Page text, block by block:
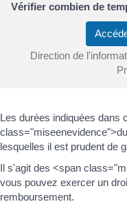
Vérifier combien de
Direction de
Les durées indiquées dans
lesquelles il est prudent de
Il s'agit des <span
vous pouvez exercer un
remboursement.